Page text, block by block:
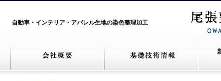
自動車・インテリア・アパレル生地の染色整理加工